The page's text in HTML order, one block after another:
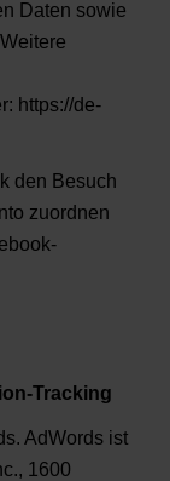
Daten sowie
https://de-
den Besuch
zuordnen
Tracking
AdWords ist
1600